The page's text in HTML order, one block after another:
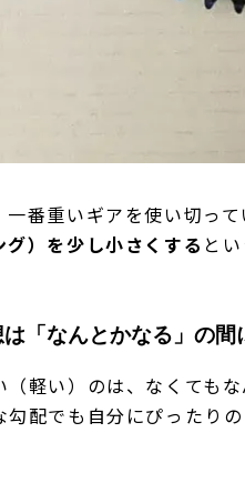
番重いギアを使い切っ
グ）を少し小さくする と
「なんとかなる」の間
（軽い）のは、なくても
勾配でも自分にぴったり